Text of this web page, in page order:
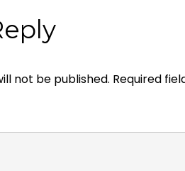
not be published. Required